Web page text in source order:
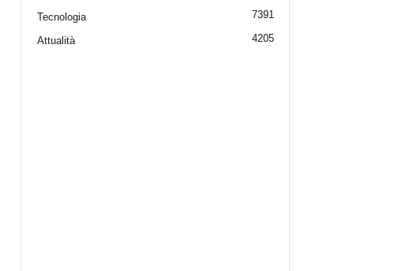
Tecnologia 7391
Attualità 4205